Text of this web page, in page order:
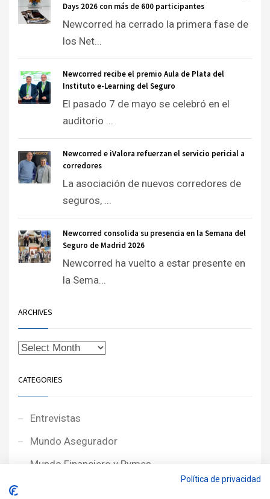
Days 2026 con más de 600 participantes
Newcorred ha cerrado la primera fase de
los Net...
Newcorred recibe el premio Aula de Plata del
Instituto e-Learning del Seguro
El pasado 7 de mayo se celebró en el
auditorio ...
Newcorred e iValora refuerzan el servicio pericial a
corredores
La asociación de nuevos corredores de
seguros, ...
Newcorred consolida su presencia en la Semana del
Seguro de Madrid 2026
Newcorred ha vuelto a estar presente en
la Sema...
ARCHIVES
CATEGORIES
Entrevistas
Mundo Asegurador
Mundo Financiero y Pymes
Política de privacidad